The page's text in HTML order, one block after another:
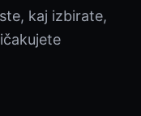
kaj izbirate,